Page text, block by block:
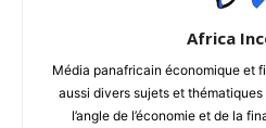
Africa
Média panafricain économique et
aussi divers sujets et
l’angle de l’économie et de la